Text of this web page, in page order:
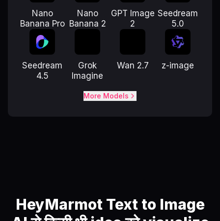
Nano
Banana Pro
Nano
Banana 2
GPT Image
2
Seedream
5.0
Seedream
4.5
Grok
Imagine
Wan 2.7 z-image
More Models
HeyMarmot Text to Image